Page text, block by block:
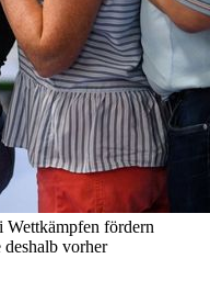
fördern
vorher